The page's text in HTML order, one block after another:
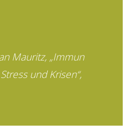
Mauritz, „Immun
und Krisen“,